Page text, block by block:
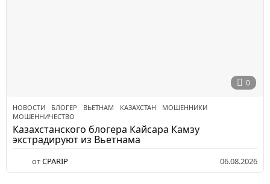
0
НОВОСТИ БЛОГЕР ,ВЬЕТНАМ ,КАЗАХСТАН ,МОШЕННИКИ
МОШЕННИЧЕСТВО
Казахстанского блогера Кайсара Камзу
экстрадируют из Вьетнама
отCPARIP 06.08.2026